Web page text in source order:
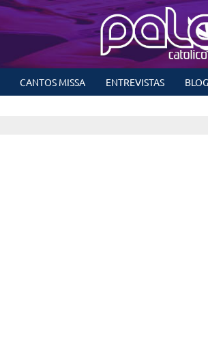
CANTOS MISSA ENTREVISTAS